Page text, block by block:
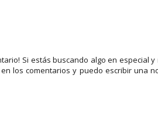
Si estás buscando algo en especial y
los comentarios y puedo escribir una